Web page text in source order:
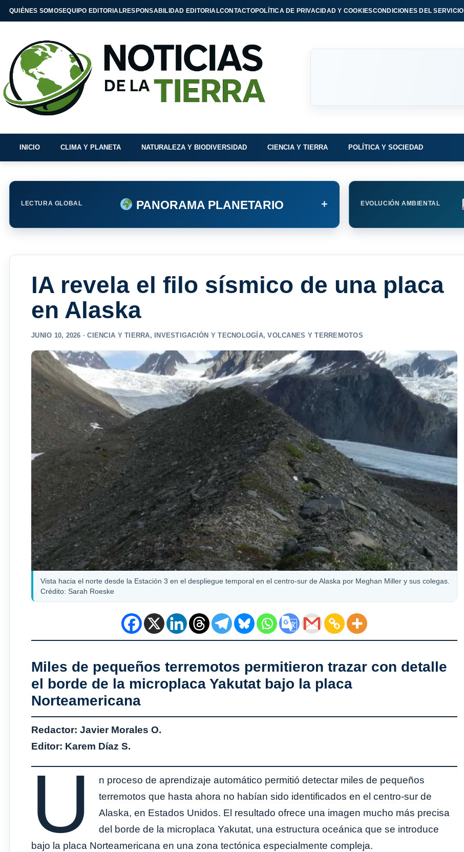
QUIÉNES SOMOSEQUIPO EDITORIALRESPONSABILIDAD EDITORIALCONTACTOPOLÍTICA DE PRIVACIDAD Y COOKIESCONDICIONES DEL SERVICIO
INICIO CLIMA Y PLANETA NATURALEZA Y BIODIVERSIDAD CIENCIA Y TIERRA POLÍTICA Y SOCIEDAD
LECTURA GLOBAL PANORAMA PLANETARIO + EVOLUCIÓN AMBIENTAL
IA revela el filo sísmico de una placa
en Alaska
JUNIO 10, 2026 ·CIENCIA Y TIERRA, INVESTIGACIÓN Y TECNOLOGÍA,VOLCANES Y TERREMOTOS
Vista hacia el norte desde la Estación 3 en el despliegue temporal en el centro-sur de Alaska por Meghan Miller y sus colegas.
Crédito: Sarah Roeske
Miles de pequeños terremotos permitieron trazar con detalle
el borde de la microplaca Yakutat bajo la placa
Norteamericana
Redactor: Javier Morales O.
Editor: Karem Díaz S.
U
n proceso de aprendizaje automático permitió detectar miles de pequeños
terremotos que hasta ahora no habían sido identificados en el centro-sur de
Alaska, en Estados Unidos. El resultado ofrece una imagen mucho más precisa
del borde de la microplaca Yakutat, una estructura oceánica que se introduce
bajo la placa Norteamericana en una zona tectónica especialmente compleja.